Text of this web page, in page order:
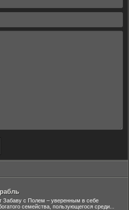
Забаву с Полем – уверенным в себе
семейства, пользующегося среди...